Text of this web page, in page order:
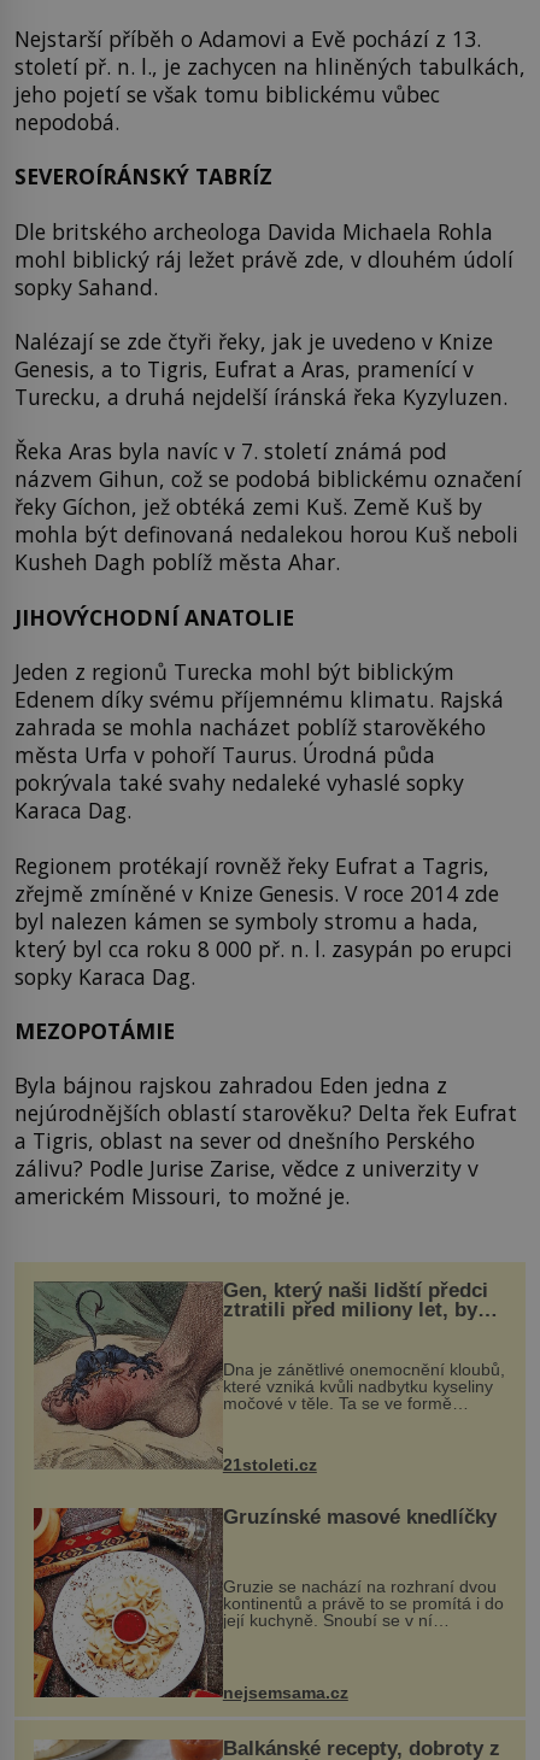
Nejstarší příběh o Adamovi a Evě pochází z 13.
století př. n. l., je zachycen na hliněných tabulkách,
jeho pojetí se však tomu biblickému vůbec
nepodobá.
SEVEROÍRÁNSKÝ TABRÍZ
Dle britského archeologa Davida Michaela Rohla
mohl biblický ráj ležet právě zde, v dlouhém údolí
sopky Sahand.
Nalézají se zde čtyři řeky, jak je uvedeno v Knize
Genesis, a to Tigris, Eufrat a Aras, pramenící v
Turecku, a druhá nejdelší íránská řeka Kyzyluzen.
Řeka Aras byla navíc v 7. století známá pod
názvem Gihun, což se podobá biblickému označení
řeky Gíchon, jež obtéká zemi Kuš. Země Kuš by
mohla být definovaná nedalekou horou Kuš neboli
Kusheh Dagh poblíž města Ahar.
JIHOVÝCHODNÍ ANATOLIE
Jeden z regionů Turecka mohl být biblickým
Edenem díky svému příjemnému klimatu. Rajská
zahrada se mohla nacházet poblíž starověkého
města Urfa v pohoří Taurus. Úrodná půda
pokrývala také svahy nedaleké vyhaslé sopky
Karaca Dag.
Regionem protékají rovněž řeky Eufrat a Tagris,
zřejmě zmíněné v Knize Genesis. V roce 2014 zde
byl nalezen kámen se symboly stromu a hada,
který byl cca roku 8 000 př. n. l. zasypán po erupci
sopky Karaca Dag.
MEZOPOTÁMIE
Byla bájnou rajskou zahradou Eden jedna z
nejúrodnějších oblastí starověku? Delta řek Eufrat
a Tigris, oblast na sever od dnešního Perského
zálivu? Podle Jurise Zarise, vědce z univerzity v
americkém Missouri, to možné je.
Gen, který naši lidští předci
ztratili před miliony let, by
mohl pomoci s léčbou
„nemoci králů“
Dna je zánětlivé onemocnění kloubů,
které vzniká kvůli nadbytku kyseliny
močové v těle. Ta se ve formě
nohou, a způsobuje bole...
21stoleti.cz
Gruzínské masové knedlíčky
Gruzie se nachází na rozhraní dvou
kontinentů a právě to se promítá i do
její kuchyně. Snoubí se v ní
evropské a asijské chutě a díky tomu
vznikají rozmanité a chuťově bohaté
pokrmy, které rozhodně st...
nejsemsama.cz
Balkánské recepty, dobroty z